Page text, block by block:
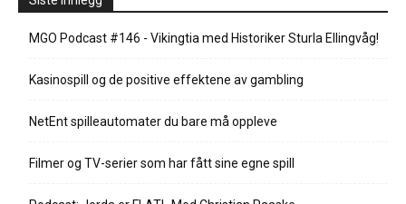
MGO Podcast #146 - Vikingtia med Historiker Sturla Ellingvåg!
Kasinospill og de positive effektene av gambling
NetEnt spilleautomater du bare må oppleve
Filmer og TV-serier som har fått sine egne spill